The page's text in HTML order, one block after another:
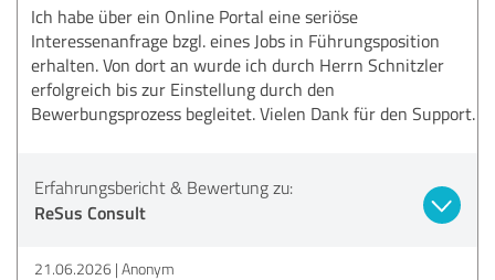
Ich habe über ein Online Portal eine seriöse
Interessenanfrage bzgl. eines Jobs in Führungsposition
erhalten. Von dort an wurde ich durch Herrn Schnitzler
erfolgreich bis zur Einstellung durch den
Bewerbungsprozess begleitet. Vielen Dank für den Support.
Erfahrungsbericht & Bewertung zu:
ReSus Consult
21.06.2026 Anonym